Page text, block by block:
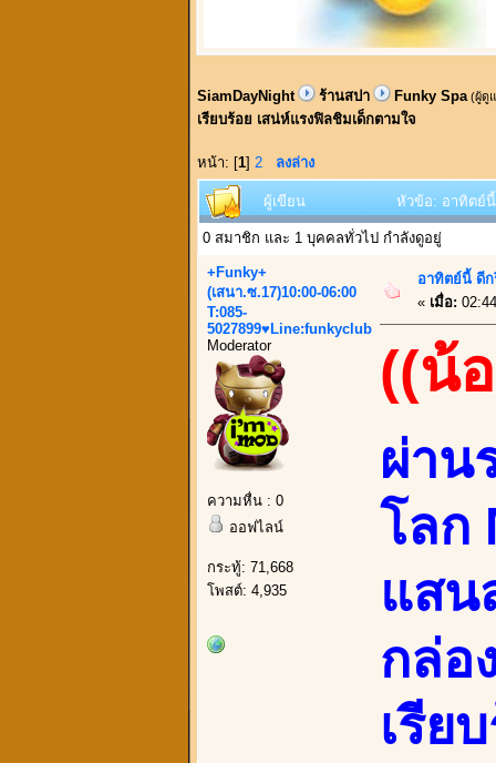
SiamDayNight ร้านสปา Funky Spa (ผู้ดู
เรียบร้อย เสน่ห์แรงฟิลชิมเด็กตามใจ
หน้า: [1] 2 ลงล่าง
ผู้เขียน หัวข้อ: อาทิตย์นี้
0 สมาชิก และ 1 บุคคลทั่วไป กำลังดูอยู่
+Funky+
(เสนา.ซ.17)10:00-06:00
T:085-
5027899♥Line:funkyclub
Moderator
ความหื่น : 0
ออฟไลน์
กระทู้: 71,668
โพสต์: 4,935
อาทิตย์นี้ ดีก
« เมื่อ:
((น้
ผ่าน
โลก
แสน
กล่อ
เรีย